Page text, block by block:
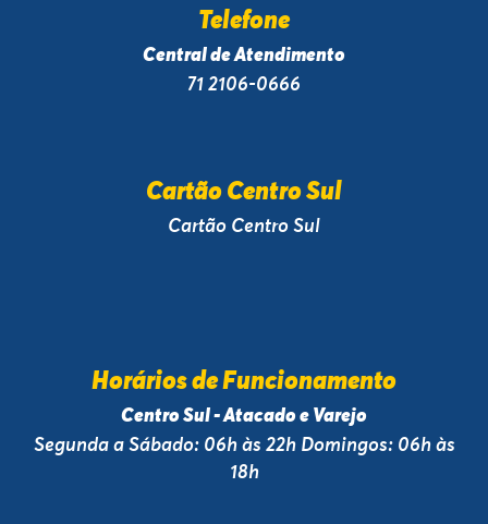
Telefone
Central de Atendimento
71 2106-0666
Cartão Centro Sul
Cartão Centro Sul
Horários de Funcionamento
Centro Sul - Atacado e Varejo
Segunda a Sábado: 06h às 22h Domingos: 06h às
18h